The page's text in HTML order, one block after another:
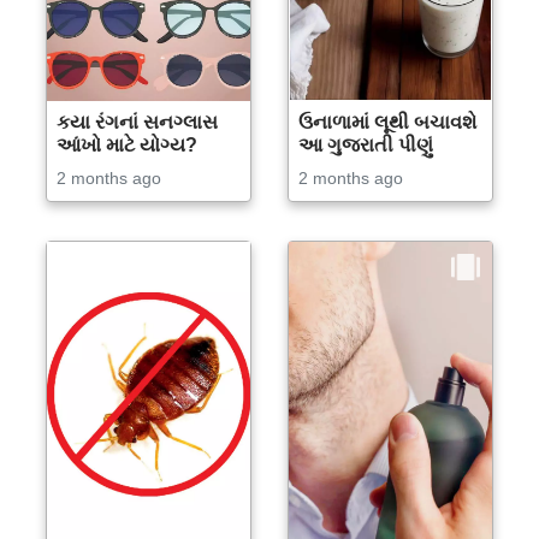
કયા રંગનાં સનગ્લાસ
આંખો માટે યોગ્ય?
2 months ago
ઉનાળામાં લૂથી બચાવશે
આ ગુજરાતી પીણું
2 months ago